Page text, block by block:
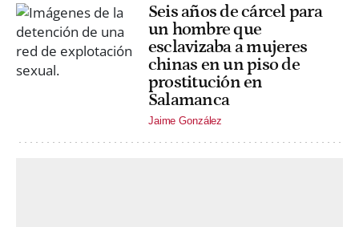
Seis años de cárcel para
un hombre que
esclavizaba a mujeres
chinas en un piso de
prostitución en
Salamanca
Jaime González